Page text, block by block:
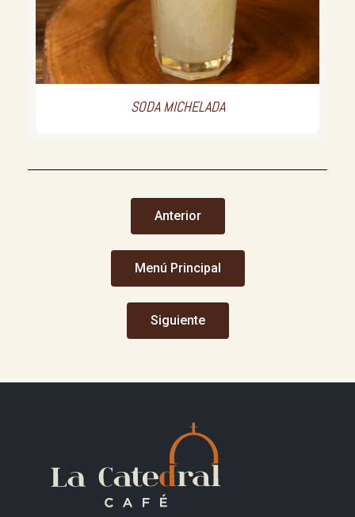
SODA MICHELADA
Anterior
Menú Principal
Siguiente